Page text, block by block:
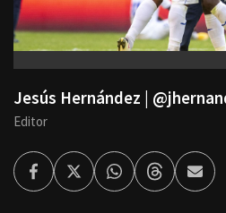
Jesús Hernández |
Editor
FacebookTwitterWhatsappThreadsEnviar
por